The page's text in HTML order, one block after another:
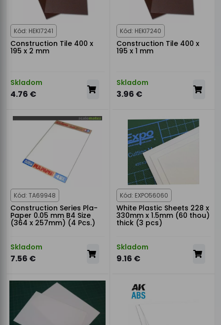
Kód: HEKI7241
Construction Tile 400 x
195 x 2 mm
Skladom
4.76 €
Kód: HEKI7240
Construction Tile 400 x
195 x 1 mm
Skladom
3.96 €
Kód: TA69948
Construction Series Pla-
Paper 0.05 mm B4 Size
(364 x 257mm) (4 Pcs.)
Skladom
7.56 €
Kód: EXPO56060
White Plastic Sheets 228 x
330mm x 1.5mm (60 thou)
thick (3 pcs)
Skladom
9.16 €